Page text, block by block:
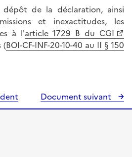
de la déclaration, ainsi
et inexactitudes, les
à l'article 1729 B du CGI
(BOI-CF-INF-20-10-40 au II § 150
Document suivant